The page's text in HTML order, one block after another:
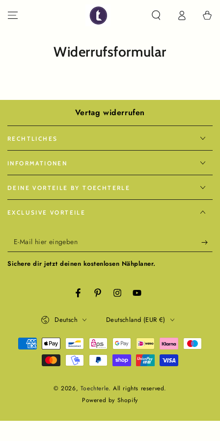
SPRINGEN
Widerrufsformular
Vertag widerrufen
RECHTLICHES
INFORMATIONEN
DEINE VORTEILE BY TOECHTERLE
EXCLUSIVE VORTEILE
E-
Mail
hier
Sichere dir jetzt deinen kostenlosen Nähplaner.
FacebookPinterestInstagramYouTube
© 2026, Toechterle. All rights reserved.
Powered by Shopify
Deutsch Deutschland (EUR €)
Zahlungsmöglichkeiten